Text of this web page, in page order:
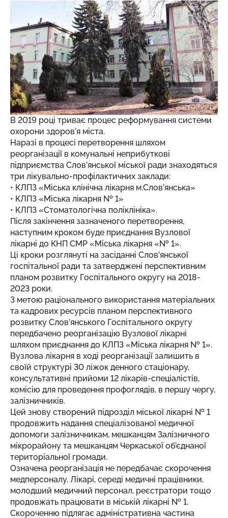
В 2019 році триває процес реформування системи
охорони здоров’я міста.
Наразі в процесі перетворення шляхом
реорганізації в комунальні неприбуткові
підприємства Слов’янської міської ради знаходяться
три лікувально-профілактичних заклади:
• КЛПЗ «Міська клінічна лікарня м.Слов’янська»
• КЛПЗ «Міська лікарня № 1»
• КЛПЗ «Стоматологічна поліклініка».
Після закінчення зазначеного перетворення,
наступним кроком буде приєднання Вузлової
лікарні до КНП СМР «Міська лікарня «№ 1».
Ці кроки розглянуті на засіданні Слов’янської
госпітальної ради та затверджені перспективним
планом розвитку Госпітального округу на 2018-
2023 роки.
З метою раціонального використання матеріальних
та кадрових ресурсів планом перспективного
розвитку Слов’янського Госпітального округу
передбачено реорганізацію Вузлової лікарні
шляхом приєднання до КЛПЗ «Міська лікарня № 1».
Вузлова лікарня в ході реорганізації залишить в
своїй структурі 30 ліжок денного стаціонару,
консультативні прийоми 12 лікарів-спеціалістів,
комісію для проведення профоглядів, в першу чергу,
залізничників.
Цей знову створений підрозділ міської лікарні № 1
продовжить надання спеціалізованої медичної
допомоги залізничникам, мешканцям Залізничного
мікрорайону та мешканцям Черкаської об’єднаної
територіальної громади.
Означена реорганізація не передбачає скорочення
медперсоналу. Лікарі, середі медичні працівники,
молодший медичний персонал, реєстратори тощо
продовжать працювати в міській лікарні № 1.
Скороченню підлягає адміністративна частина